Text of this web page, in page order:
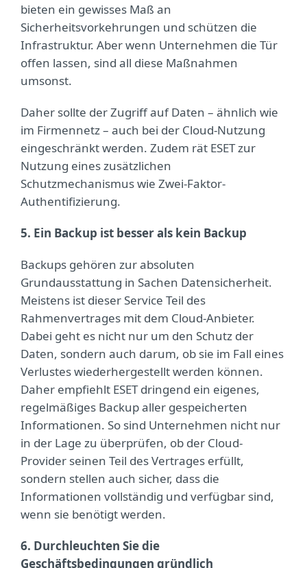
bieten ein gewisses Maß an
Sicherheitsvorkehrungen und schützen die
Infrastruktur. Aber wenn Unternehmen die Tür
offen lassen, sind all diese Maßnahmen
umsonst.
Daher sollte der Zugriff auf Daten – ähnlich wie
im Firmennetz – auch bei der Cloud-Nutzung
eingeschränkt werden. Zudem rät ESET zur
Nutzung eines zusätzlichen
Schutzmechanismus wie Zwei-Faktor-
Authentifizierung.
5. Ein Backup ist besser als kein Backup
Backups gehören zur absoluten
Grundausstattung in Sachen Datensicherheit.
Meistens ist dieser Service Teil des
Rahmenvertrages mit dem Cloud-Anbieter.
Dabei geht es nicht nur um den Schutz der
Daten, sondern auch darum, ob sie im Fall eines
Verlustes wiederhergestellt werden können.
Daher empfiehlt ESET dringend ein eigenes,
regelmäßiges Backup aller gespeicherten
Informationen. So sind Unternehmen nicht nur
in der Lage zu überprüfen, ob der Cloud-
Provider seinen Teil des Vertrages erfüllt,
sondern stellen auch sicher, dass die
Informationen vollständig und verfügbar sind,
wenn sie benötigt werden.
6. Durchleuchten Sie die
Geschäftsbedingungen gründlich